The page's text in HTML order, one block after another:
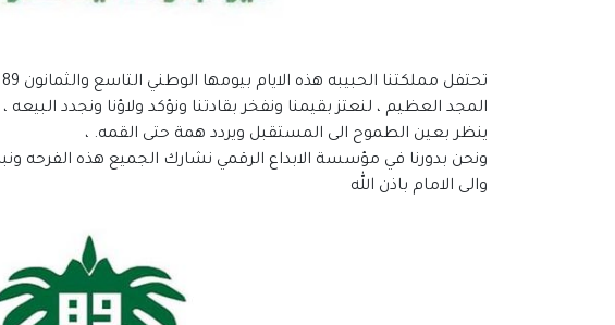
المجد العظيم ، لنعتز بقيمنا ونفخر بقادتنا ونؤكد ولاؤنا ونجدد
ينظر بعين الطموح الى المستقبل ويردد همة حتى القمه. ،
ونحن بدورنا في مؤسسة الابداع الرقمي نشارك الجميع هذه الفرحه
والى الامام باذن الله